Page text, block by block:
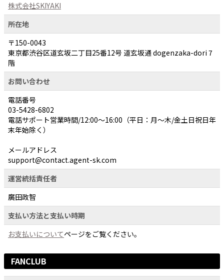
株式会社SKIYAKI
所在地
〒150-0043
東京都渋谷区道玄坂二丁目25番12号 道玄坂通 dogenzaka-dori 7
階
お問い合わせ
電話番号
03-5428-6802
電話サポート営業時間/12:00〜16:00（平日：月～木/金土日祝日年
末年始除く）
メールアドレス
support@contact.agent-sk.com
運営統括責任者
廣田政智
支払い方法と支払い時期
お支払いについてページをご覧ください。
FANCLUB